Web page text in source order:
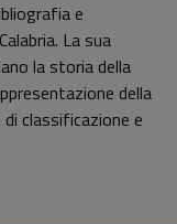
e
La sua
la storia della
della
classificazione e